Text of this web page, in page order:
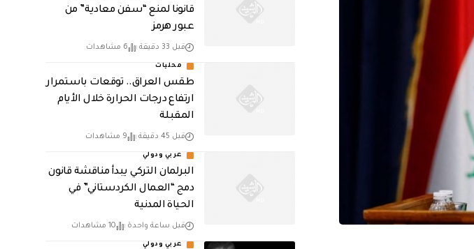
قانونا لمنع “سفن معادية” من
عبور هرمز
قبل 33 دقيقة 6 مشاهدات
محليات
طقس العراق.. توقعات باستمرار
ارتفاع درجات الحرارة خلال الأيام
المقبلة
قبل 45 دقيقة 9 مشاهدات
عربي ودولي
البرلمان التركي يبدأ مناقشة قانون
دمج “العمال الكردستاني” في
الحياة المدنية
قبل ساعة واحدة 10 مشاهدات
عربي ودولي